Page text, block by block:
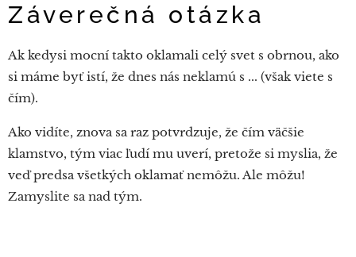
Záverečná otázka
Ak kedysi mocní takto oklamali celý svet s obrnou, ako
si máme byť istí, že dnes nás neklamú s ... (však viete s
čím).
Ako vidíte, znova sa raz potvrdzuje, že čím väčšie
klamstvo, tým viac ľudí mu uverí, pretože si myslia, že
veď predsa všetkých oklamať nemôžu. Ale môžu!
Zamyslite sa nad tým.